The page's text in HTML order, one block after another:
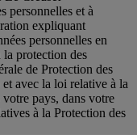
personnelles et à
expliquant
personnelles en
protection des
de Protection des
avec la loi relative à la
pays, dans votre
à la Protection des